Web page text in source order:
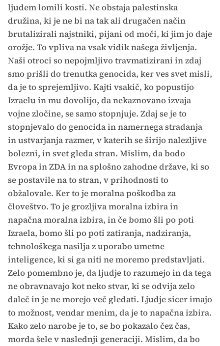
ljudem lomili kosti. Ne obstaja palestinska
družina, ki je ne bi na tak ali drugačen način
brutalizirali najstniki, pijani od moči, ki jim jo daje
orožje. To vpliva na vsak vidik našega življenja.
Naši otroci so nepojmljivo travmatizirani in zdaj
smo prišli do trenutka genocida, ker ves svet misli,
da je to sprejemljivo. Kajti vsakič, ko popustijo
Izraelu in mu dovolijo, da nekaznovano izvaja
vojne zločine, se samo stopnjuje. Zdaj se je to
stopnjevalo do genocida in namernega stradanja
in ustvarjanja razmer, v katerih se širijo nalezljive
bolezni, in svet gleda stran. Mislim, da bodo
Evropa in ZDA in na splošno zahodne države, ki so
se postavile na to stran, v prihodnosti to
obžalovale. Ker to je moralna poškodba za
človeštvo. To je grozljiva moralna izbira in
napačna moralna izbira, in če bomo šli po poti
Izraela, bomo šli po poti zatiranja, nadziranja,
tehnološkega nasilja z uporabo umetne
inteligence, ki si ga niti ne moremo predstavljati.
Zelo pomembno je, da ljudje to razumejo in da tega
ne obravnavajo kot neko stvar, ki se odvija zelo
daleč in je ne morejo več gledati. Ljudje sicer imajo
to možnost, vendar menim, da je to napačna izbira.
Kako zelo narobe je to, se bo pokazalo čez čas,
morda šele v naslednji generaciji. Mislim, da bo